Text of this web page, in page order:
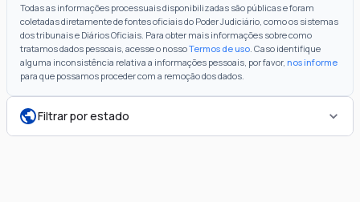
Filtrar por estado
Todas as informações processuais disponibilizadas são públicas e foram
coletadas diretamente de fontes oficiais do Poder Judiciário, como os sistemas
dos tribunais e Diários Oficiais. Para obter mais informações sobre como
tratamos dados pessoais, acesse o nossoTermos de uso . Caso identifique
alguma inconsistência relativa a informações pessoais, por favor, nos informe
para que possamos proceder com a remoção dos dados.